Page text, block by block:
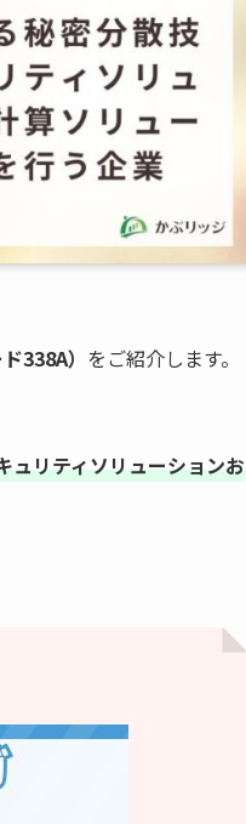
338A） をご紹介します。
ュリティソリューションお